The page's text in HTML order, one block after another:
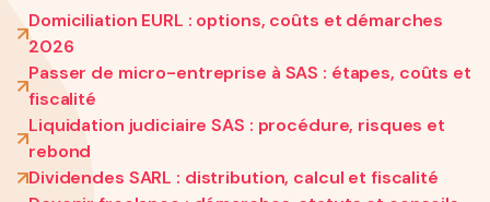
Domiciliation EURL : options, coûts et démarches
2026
Passer de micro-entreprise à SAS : étapes, coûts et
fiscalité
Liquidation judiciaire SAS : procédure, risques et
rebond
Dividendes SARL : distribution, calcul et fiscalité